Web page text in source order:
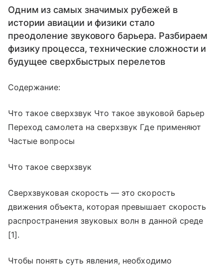
Одним из самых значимых рубежей в
истории авиации и физики стало
преодоление звукового барьера. Разбираем
физику процесса, технические сложности и
будущее сверхбыстрых перелетов
Содержание:
Что такое сверхзвук Что такое звуковой барьер
Переход самолета на сверхзвук Где применяют
Частые вопросы
Что такое сверхзвук
Сверхзвуковая скорость — это скорость
движения объекта, которая превышает скорость
распространения звуковых волн в данной среде
[1].
Чтобы понять суть явления, необходимо